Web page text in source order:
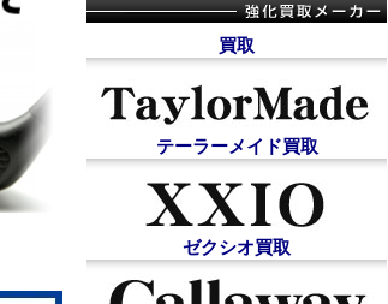
買取
テーラーメイド買取
ゼクシオ買取